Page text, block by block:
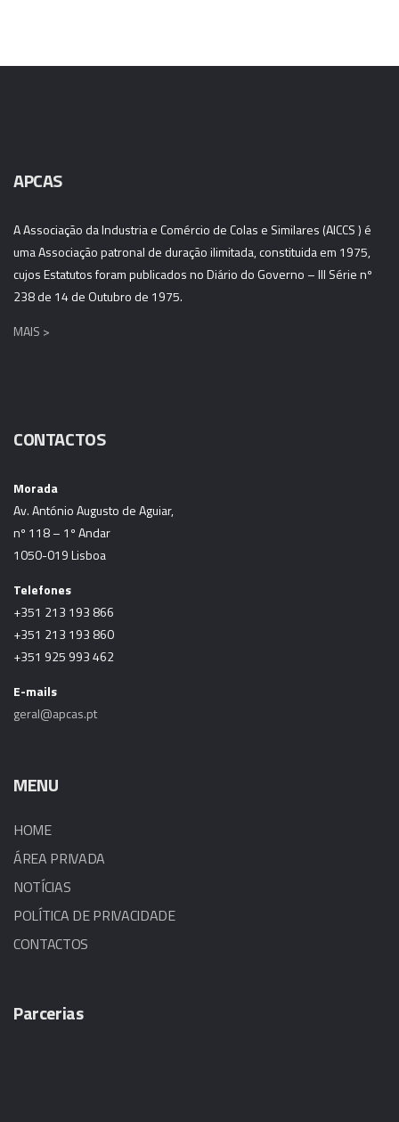
APCAS
A Associação da Industria e Comércio de Colas e Similares (AICCS ) é
uma Associação patronal de duração ilimitada, constituida em 1975,
cujos Estatutos foram publicados no Diário do Governo – III Série nº
238 de 14 de Outubro de 1975.
MAIS >
CONTACTOS
Morada
Av. António Augusto de Aguiar,
nº 118 – 1º Andar
1050-019 Lisboa
Telefones
+351 213 193 866
+351 213 193 860
+351 925 993 462
E-mails
geral@apcas.pt
MENU
HOME
ÁREA PRIVADA
NOTÍCIAS
POLÍTICA DE PRIVACIDADE
CONTACTOS
Parcerias